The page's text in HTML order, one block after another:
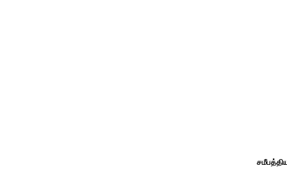
சமீபத்திய நிகழ்வுகள்: